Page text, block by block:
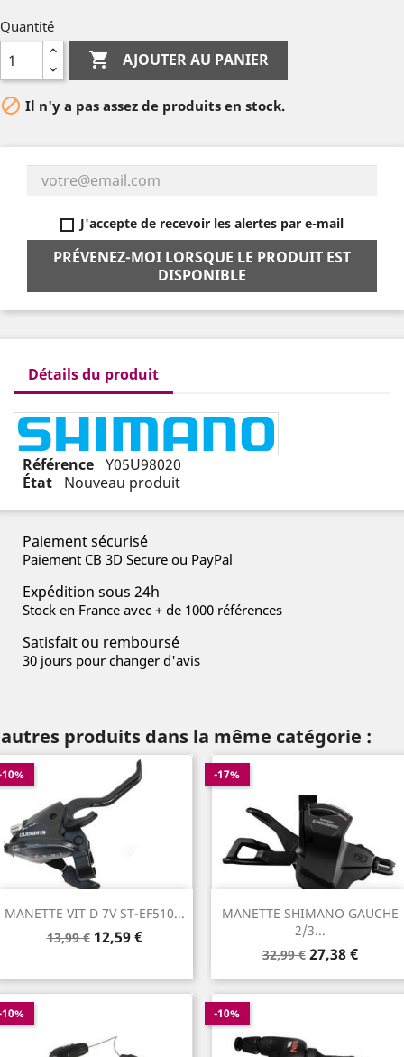
Quantité
 AJOUTER AU PANIER
 Il n'y a pas assez de produits en stock.
J'accepte de recevoir les alertes par e-mail
PRÉVENEZ-MOI LORSQUE LE PRODUIT EST
DISPONIBLE
Détails du produit
Référence Y05U98020
État
Nouveau produit
Paiement sécurisé
Paiement CB 3D Secure ou PayPal
Expédition sous 24h
Stock en France avec + de 1000 références
Satisfait ou remboursé
30 jours pour changer d'avis
produits dans la même catégorie :
MANETTE VIT D 7V ST-EF510...
Prix
13,99 € Prix
12,59 €
MANETTE SHIMANO GAUCHE
2/3...
Prix
base
32,99 €
-17%
Prix
27,38 €
-10%